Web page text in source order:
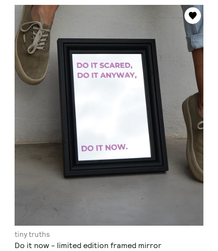
tiny truths
Do it now - limited edition framed mirror